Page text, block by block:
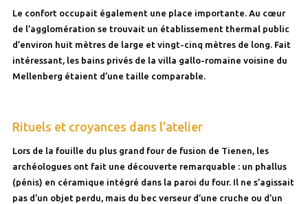
Le confort occupait également une place importante. Au cœur
de l’agglomération se trouvait un établissement thermal public
d’environ huit mètres de large et vingt-cinq mètres de long. Fait
intéressant, les bains privés de la villa gallo-romaine voisine du
Mellenberg étaient d’une taille comparable.
Rituels et croyances dans l’atelier
Lors de la fouille du plus grand four de fusion de Tienen, les
archéologues ont fait une découverte remarquable : un phallus
(pénis) en céramique intégré dans la paroi du four. Il ne s’agissait
pas d’un objet perdu, mais du bec verseur d’une cruche ou d’un